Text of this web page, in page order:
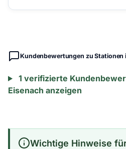
Kundenbewertungen zu Stationen
1 verifizierte
Eisenach anzeigen
Wichtige Hinweise